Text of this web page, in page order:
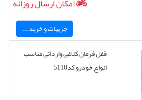
امکان ارسال روزانه
جزییات و خرید ...
قفل فرمان کلاغی وارداتی مناسب
انواع خودرو کد5110